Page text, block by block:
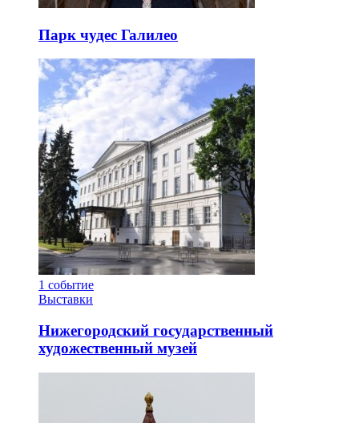
Парк чудес Галилео
1 событие
Выставки
Нижегородский государственный
художественный музей